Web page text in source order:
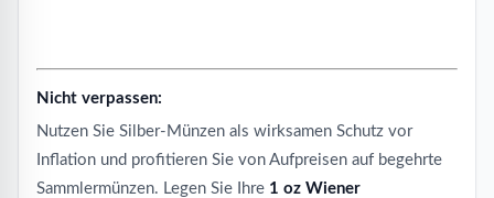
Nicht verpassen:
Nutzen Sie Silber-Münzen als wirksamen Schutz vor
Inflation und profitieren Sie von Aufpreisen auf begehrte
Sammlermünzen. Legen Sie Ihre 1 oz Wiener